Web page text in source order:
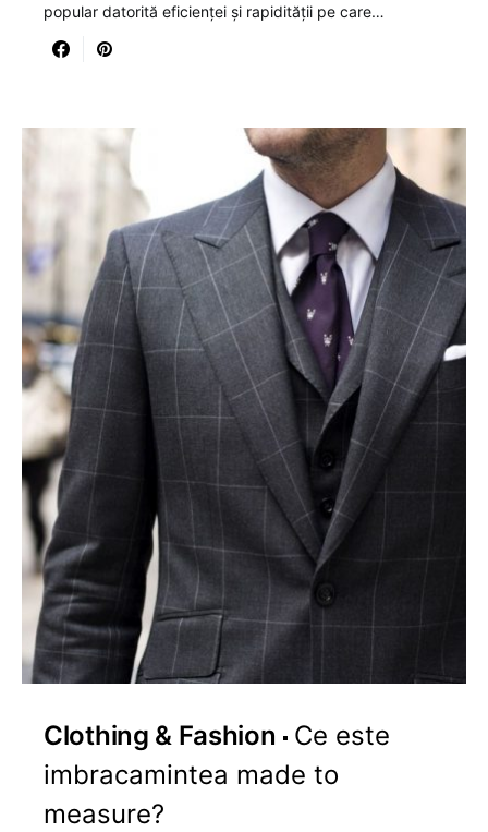
popular datorită eficienței și rapidității pe care…
Clothing & Fashion
Ce este
imbracamintea made to
measure?